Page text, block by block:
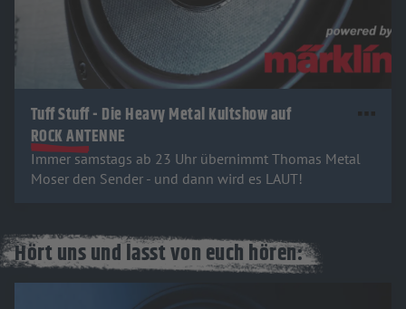
Tuff Stuff - Die Heavy Metal Kultshow auf
ROCK ANTENNE
Immer samstags ab 23 Uhr übernimmt Thomas Metal
Moser den Sender - und dann wird es LAUT!
Hört uns und lasst von euch hören: